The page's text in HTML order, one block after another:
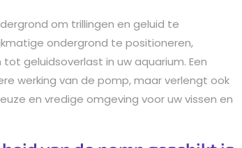
om trillingen en geluid te
ondergrond te positioneren,
geluidsoverlast in uw aquarium. Een
werking van de pomp, maar verlengt ook
en vredige omgeving voor uw vissen en